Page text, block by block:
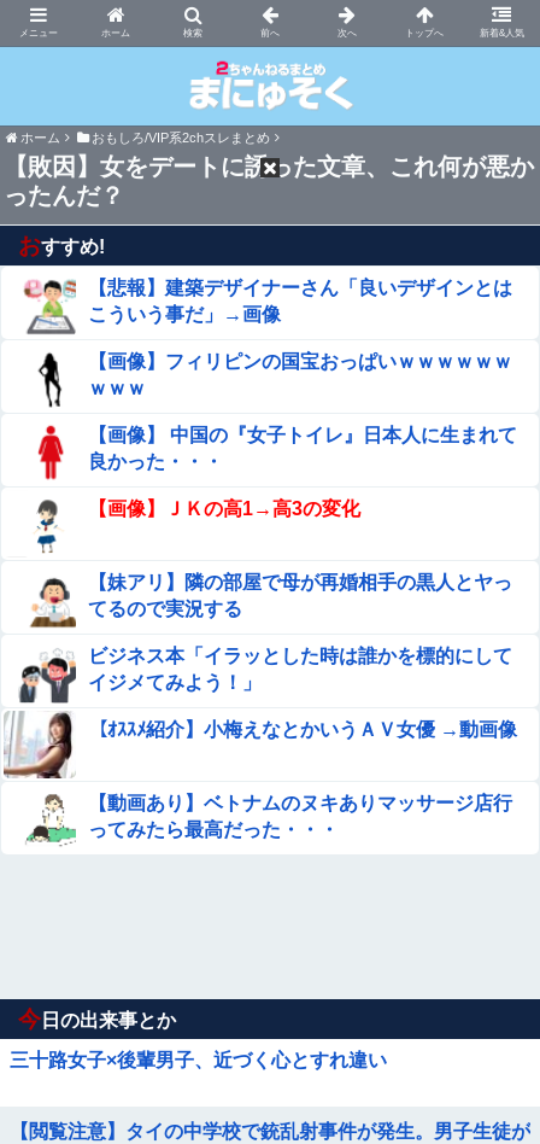
ホーム 新着&人気
まにゅそく 2chまとめニュース速報VIP
ホーム おもしろ/VIP系2chスレまとめ
【敗因】女をデートに誘った文章、これ何が悪か
ったんだ？
おすすめ!
【悲報】建築デザイナーさん「良いデザインとは
こういう事だ」→画像
【画像】フィリピンの国宝おっぱいｗｗｗｗｗｗ
ｗｗｗ
【画像】 中国の『女子トイレ』日本人に生まれて
良かった・・・
【画像】ＪＫの高1→高3の変化
【妹アリ】隣の部屋で母が再婚相手の黒人とヤっ
てるので実況する
ビジネス本「イラッとした時は誰かを標的にして
イジメてみよう！」
【ｵｽｽﾒ紹介】小梅えなとかいうＡＶ女優 →動画像
【動画あり】ベトナムのヌキありマッサージ店行
ってみたら最高だった・・・
今 日の出来事とか
三十路女子×後輩男子、近づく心とすれ違い
【閲覧注意】タイの中学校で銃乱射事件が発生。男子生徒が